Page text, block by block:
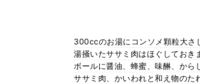
300ccのお湯にコンソメ顆粒大さ
湯掻いたササミ肉はほぐしておき
ボールに醤油、蜂蜜、味醂、から
ササミ肉、かいわれと和え物のた